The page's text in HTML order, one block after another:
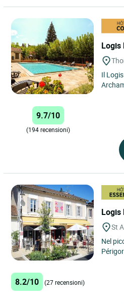
Logis
Il
a
9.7/10
(194 recensioni)
Logis
St
Nel
Hotel
8.2/10 (27 recensioni)